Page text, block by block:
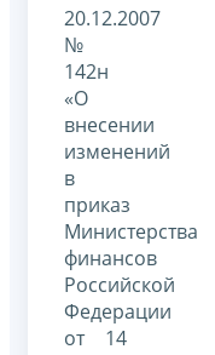
20.12.2007
№
142н
«О
внесении
изменений
в
приказ
Министерства
финансов
Российской
Федерации
от 14